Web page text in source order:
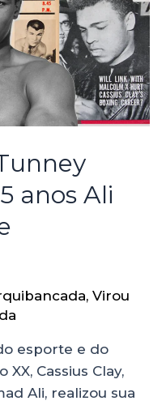
anos Ali
, Virou
esporte e do
Cassius Clay,
Ali, realizou sua